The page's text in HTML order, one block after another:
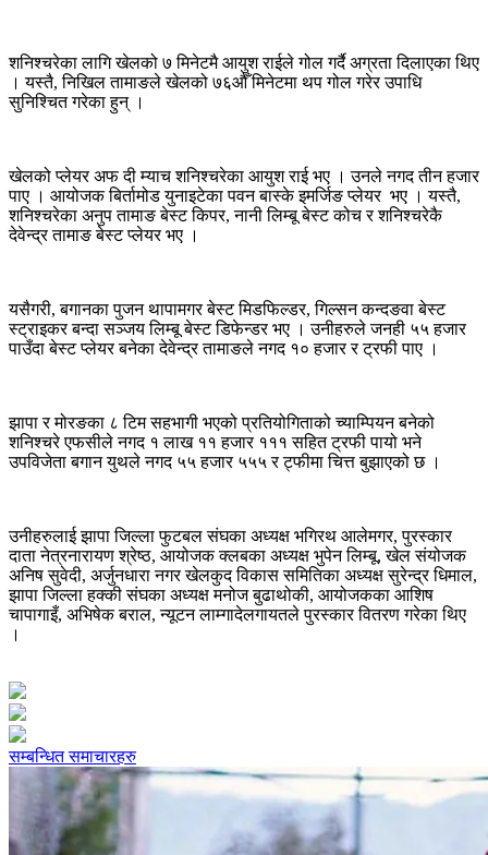
शनिश्चरेका लागि खेलको ७ मिनेटमै आयुश राईले गोल गर्दै अग्रता दिलाएका थिए
। यस्तै, निखिल तामाङले खेलको ७६औँ मिनेटमा थप गोल गरेर उपाधि
सुनिश्चित गरेका हुन् ।
खेलको प्लेयर अफ दी म्याच शनिश्चरेका आयुश राई भए । उनले नगद तीन हजार
पाए । आयोजक बिर्तामोड युनाइटेका पवन बास्के इमर्जिङ प्लेयर भए । यस्तै,
शनिश्चरेका अनुप तामाङ बेस्ट किपर, नानी लिम्बू बेस्ट कोच र शनिश्चरेकै
देवेन्द्र तामाङ बेस्ट प्लेयर भए ।
यसैगरी, बगानका पुजन थापामगर बेस्ट मिडफिल्डर, गिल्सन कन्दङवा बेस्ट
स्ट्राइकर बन्दा सञ्जय लिम्बू बेस्ट डिफेन्डर भए । उनीहरुले जनही ५५ हजार
पाउँदा बेस्ट प्लेयर बनेका देवेन्द्र तामाङले नगद १० हजार र ट्रफी पाए ।
झापा र मोरङका ८ टिम सहभागी भएको प्रतियोगिताको च्याम्पियन बनेको
शनिश्चरे एफसीले नगद १ लाख ११ हजार १११ सहित ट्रफी पायो भने
उपविजेता बगान युथले नगद ५५ हजार ५५५ र ट्फीमा चित्त बुझाएको छ ।
उनीहरुलाई झापा जिल्ला फुटबल संघका अध्यक्ष भगिरथ आलेमगर, पुरस्कार
दाता नेत्रनारायण श्रेष्ठ, आयोजक क्लबका अध्यक्ष भुपेन लिम्बू, खेल संयोजक
अनिष सुवेदी, अर्जुनधारा नगर खेलकुद विकास समितिका अध्यक्ष सुरेन्द्र धिमाल,
झापा जिल्ला हक्की संघका अध्यक्ष मनोज बुढाथोकी, आयोजकका आशिष
चापागाइँ, अभिषेक बराल, न्यूटन लाम्गादेलगायतले पुरस्कार वितरण गरेका थिए
।
सम्बन्धित समाचारहरु